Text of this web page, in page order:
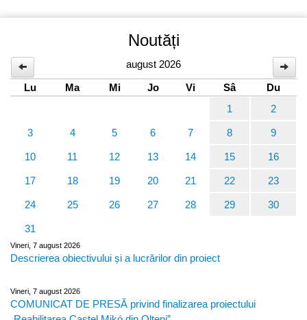
Noutăți
august 2026
Lu
Ma Mi Jo Vi Sâ
Du
1
2
3 4 5 6 7 8 9
10 11 12 13 14 15 16
17 18 19 20 21 22 23
24 25 26 27 28 29 30
31
Vineri, 7 august 2026
Descrierea obiectivului și a lucrărilor din proiect
Vineri, 7 august 2026
COMUNICAT DE PRESĂ privind finalizarea proiectului